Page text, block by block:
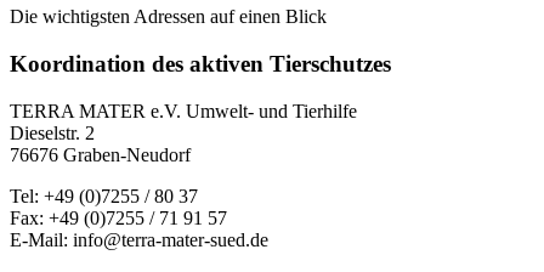
Die wichtigsten Adressen auf einen Blick
Koordination des aktiven Tierschutzes
TERRA MATER e.V. Umwelt- und Tierhilfe
Dieselstr. 2
76676 Graben-Neudorf
Tel: +49 (0)7255 / 80 37
Fax: +49 (0)7255 / 71 91 57
E-Mail: info@terra-mater-sued.de